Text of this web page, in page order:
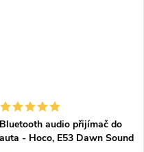
Bluetooth audio přijímač do
auta - Hoco, E53 Dawn Sound